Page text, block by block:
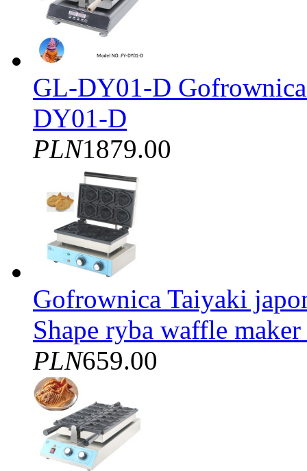
GL-DY01-D
DY01-D
PLN1879.00
Gofrownica Taiyaki
Shape ryba waffle
PLN659.00